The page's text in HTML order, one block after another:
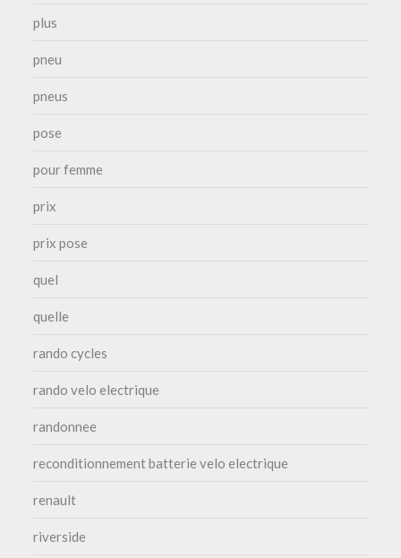
plus
pneu
pneus
pose
pour femme
prix
prix pose
quel
quelle
rando cycles
rando velo electrique
randonnee
reconditionnement batterie velo electrique
renault
riverside